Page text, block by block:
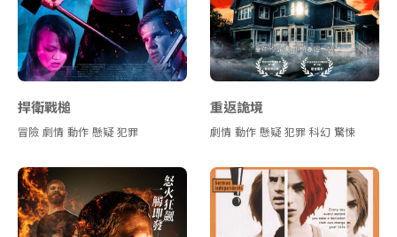
捍衛戰槌
冒險 劇情 動作 懸疑 犯罪
重返詭境
劇情 動作 懸疑 犯罪 科幻 驚悚